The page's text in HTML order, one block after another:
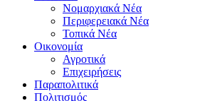
Νομαρχιακά Νέα
Περιφερειακά Νέα
Τοπικά Νέα
Οικονομία
Αγροτικά
Επιχειρήσεις
Παραπολιτικά
Πολιτισμός